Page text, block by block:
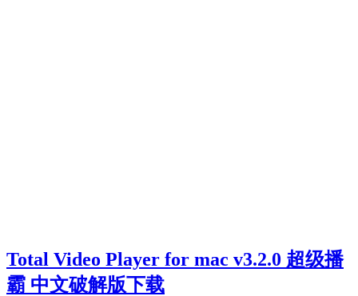
Total Video Player for mac v3.2.0 超级播
霸 中文破解版下载